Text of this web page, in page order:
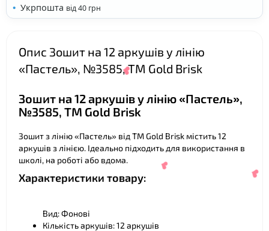
Укрпошта від 40 грн
Опис Зошит на 12 аркушів у лінію
«Пастель», №3585, ТМ Gold Brisk
Зошит на 12 аркушів у лінію «Пастель»,
№3585, ТМ Gold Brisk
Зошит з лінію «Пастель» від ТМ Gold Brisk містить 12
аркушів з лінією. Ідеально підходить для використання в
школі, на роботі або вдома.
Характеристики товару:
Вид: Фонові
Кількість аркушів: 12 аркушів
❤